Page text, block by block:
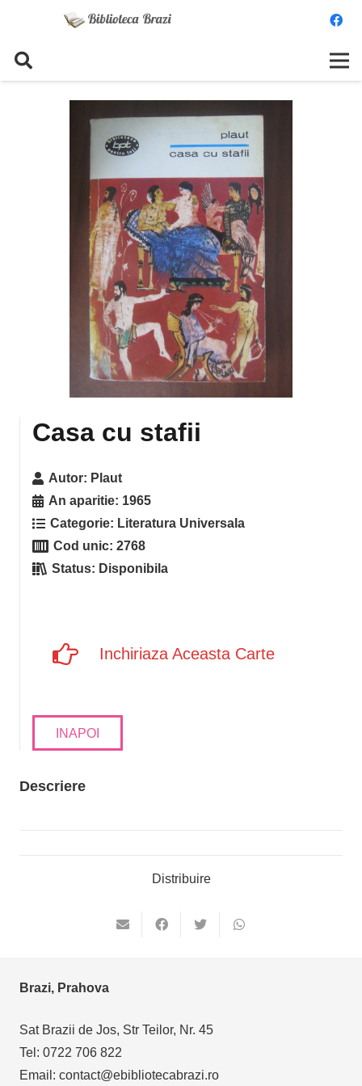
Casa cu stafii
Autor: Plaut
An aparitie: 1965
Categorie: Literatura Universala
Cod unic:2768
Status: Disponibila
Inchiriaza Aceasta Carte
INAPOI
Descriere
Distribuire
Brazi, Prahova
Sat Brazii de Jos, Str Teilor, Nr. 45
Tel: 0722 706 822
Email: contact@ebibliotecabrazi.ro